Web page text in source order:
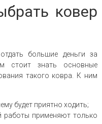
ковер
большие деньги за
стоит знать основные
такого ковра. К ним
будет приятно ходить;
работы применяют только